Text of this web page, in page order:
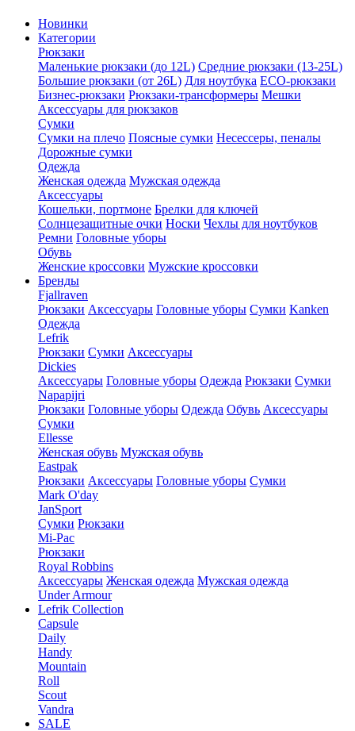
Новинки
Категории
Рюкзаки
Маленькие рюкзаки (до 12L) Средние рюкзаки (13-25L)
Большие рюкзаки (от 26L) Для ноутбука ECO-рюкзаки
Бизнес-рюкзаки Рюкзаки-трансформеры Мешки
Аксессуары для рюкзаков
Сумки
Сумки на плечо Поясные сумки Несессеры, пеналы
Дорожные сумки
Одежда
Женская одежда Мужская одежда
Аксессуары
Кошельки, портмоне Брелки для ключей
Солнцезащитные очки Носки Чехлы для ноутбуков
Ремни Головные уборы
Обувь
Женские кроссовки Мужские кроссовки
Бренды
Fjallraven
Рюкзаки Аксессуары Головные уборы Сумки Kanken
Одежда
Lefrik
Рюкзаки Сумки Аксессуары
Dickies
Аксессуары Головные уборы Одежда Рюкзаки Сумки
Napapijri
Рюкзаки Головные уборы Одежда Обувь Аксессуары
Сумки
Ellesse
Женская обувь Мужская обувь
Eastpak
Рюкзаки Аксессуары Головные уборы Сумки
Mark O'day
JanSport
Сумки Рюкзаки
Mi-Pac
Рюкзаки
Royal Robbins
Аксессуары Женская одежда Мужская одежда
Under Armour
Lefrik Collection
Capsule
Daily
Handy
Mountain
Roll
Scout
Vandra
SALE